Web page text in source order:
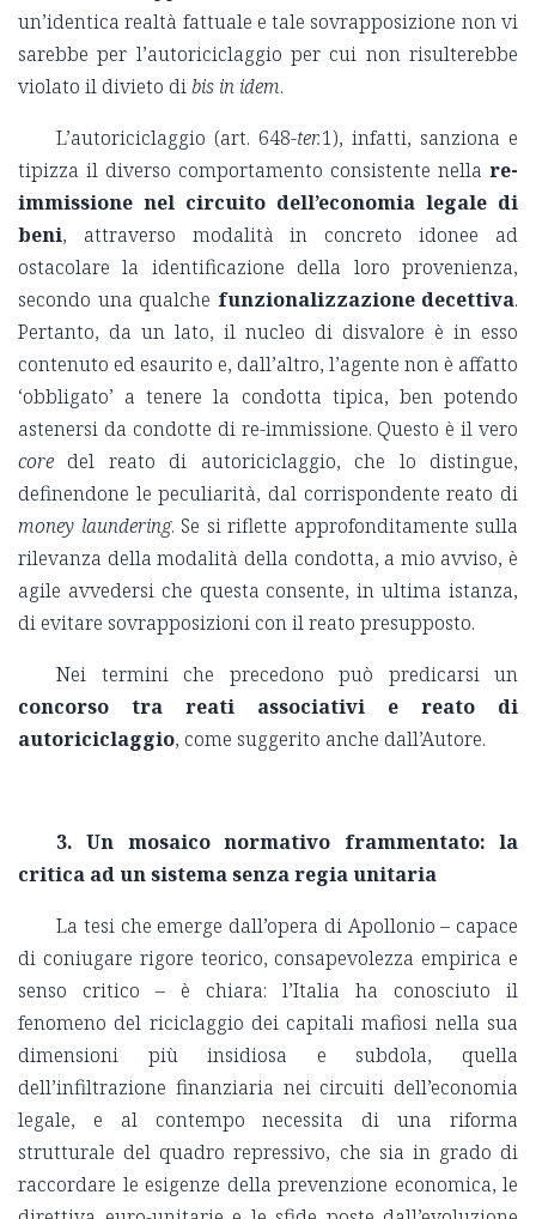
un’identica realtà fattuale e tale sovrapposizione non vi
sarebbe per l’autoriciclaggio per cui non risulterebbe
violato il divieto dibis in idem.
L’autoriciclaggio (art. 648-ter.1), infatti, sanziona e
tipizza il diverso comportamento consistente nella re-
immissione nel circuito dell’economia legale di
beni, attraverso modalità in concreto idonee ad
ostacolare la identificazione della loro provenienza,
secondo una qualche funzionalizzazione decettiva.
Pertanto, da un lato, il nucleo di disvalore è in esso
contenuto ed esaurito e, dall’altro, l’agente non è affatto
‘obbligato’ a tenere la condotta tipica, ben potendo
astenersi da condotte di re-immissione. Questo è il vero
core del reato di autoriciclaggio, che lo distingue,
definendone le peculiarità, dal corrispondente reato di
money laundering. Se si riflette approfonditamente sulla
rilevanza della modalità della condotta, a mio avviso, è
agile avvedersi che questa consente, in ultima istanza,
di evitare sovrapposizioni con il reato presupposto.
Nei termini che precedono può predicarsi un
concorso tra reati associativi e reato di
autoriciclaggio, come suggerito anche dall’Autore.
3. Un mosaico normativo frammentato: la
critica ad un sistema senza regia unitaria
La tesi che emerge dall’opera di Apollonio – capace
di coniugare rigore teorico, consapevolezza empirica e
senso critico – è chiara: l’Italia ha conosciuto il
fenomeno del riciclaggio dei capitali mafiosi nella sua
dimensioni più insidiosa e subdola, quella
dell’infiltrazione finanziaria nei circuiti dell’economia
legale, e al contempo necessita di una riforma
strutturale del quadro repressivo, che sia in grado di
raccordare le esigenze della prevenzione economica, le